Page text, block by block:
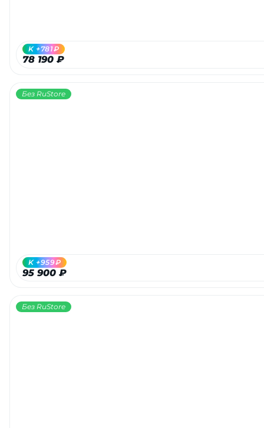
78 190 ₽
K +781₽
Без RuStore
95 900 ₽
K +959₽
Без RuStore